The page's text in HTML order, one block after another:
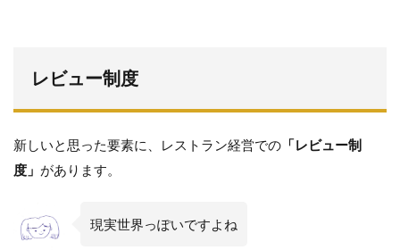
レビュー制度
新しいと思った要素に、レストラン経営での 「レビュー制
度」 があります。
現実世界っぽいですよね